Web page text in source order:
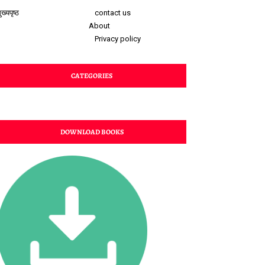
contact us
About
Privacy policy
CATEGORIES
DOWNLOAD BOOKS